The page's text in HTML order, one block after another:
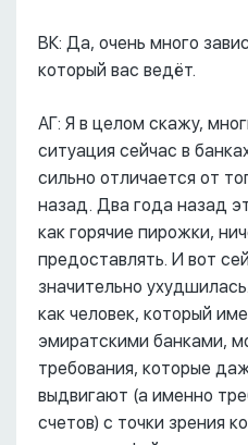
ВК: Да, очень много
который вас ведёт.
АГ: Я в целом скажу,
ситуация сейчас в
сильно отличается от
назад. Два года назад
как горячие пирожки,
предоставлять. И вот
значительно
как человек, который
эмиратскими банками,
требования, которые
выдвигают (а именно
счетов) с точки зрения